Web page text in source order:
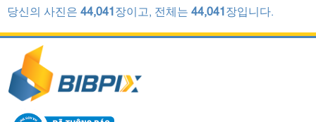
당신의 사진은 44,041 장이고, 전체는 44,041 장입니다.